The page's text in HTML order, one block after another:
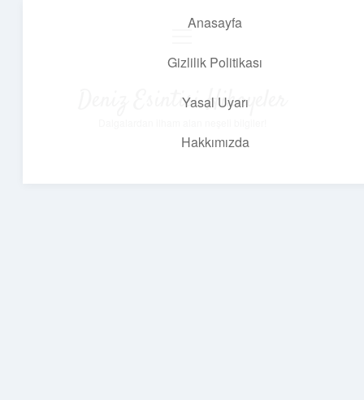
Anasayfa
Gizlilik Politikası
Yasal Uyarı
Hakkımızda
Deniz Esintisi Hikayeler